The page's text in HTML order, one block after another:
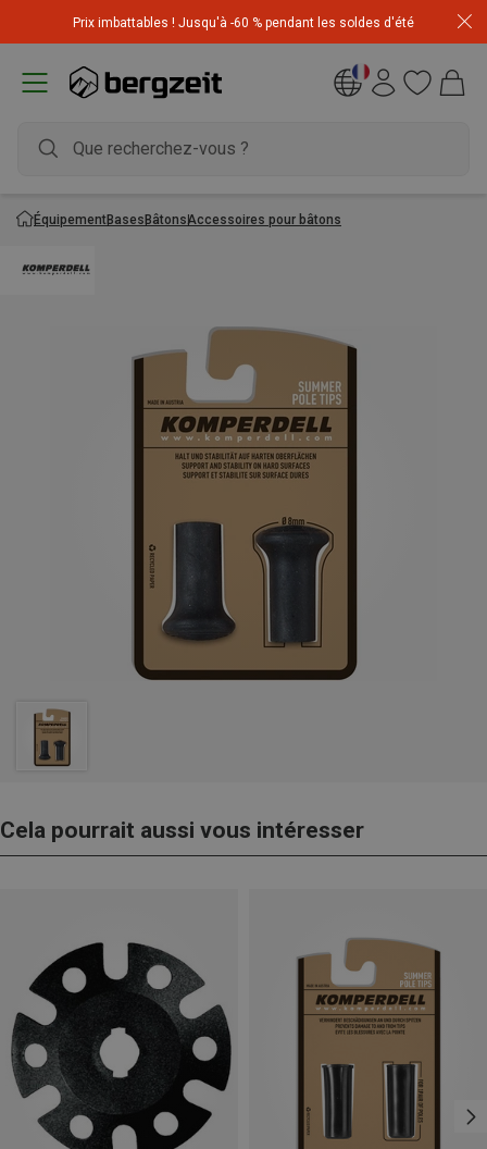
Prix imbattables ! Jusqu'à -60 % pendant les soldes d'été
l'article le moins cher! Code
ÉquipementBasesBâtonsAccessoires pour bâtons
Cela pourrait aussi vous intéresser